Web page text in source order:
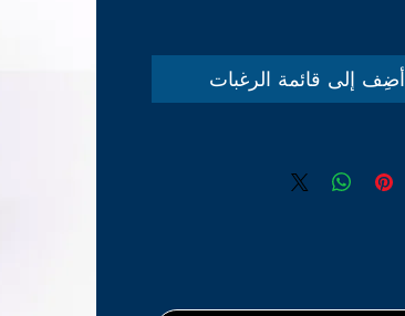
أضِف إلى قائمة الرغبات